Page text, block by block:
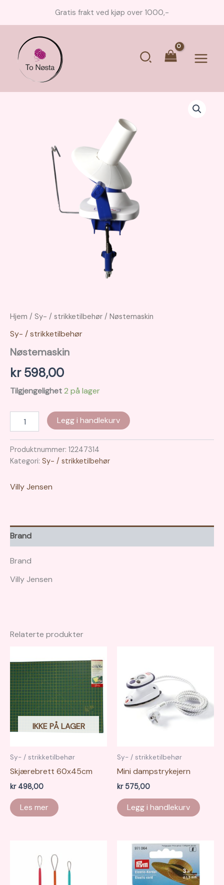
innholdet
Gratis frakt ved kjøp over 1000,-
Søk
Main
Menu
Hjem / Sy- / strikketilbehør / Nøstemaskin
Sy- / strikketilbehør
Nøstemaskin
kr598,00
Tilgjengelighet2 på lager
Nøstemaskin
antall
Legg i handlekurv
Produktnummer: 12247314
Kategori: Sy- / strikketilbehør
Villy Jensen
Brand
Brand
Villy Jensen
Relaterte produkter
IKKE PÅ LAGER
Sy- / strikketilbehør
Skjærebrett 60x45cm
kr498,00
Les mer
Sy- / strikketilbehør
Mini dampstrykejern
kr575,00
Legg i handlekurv